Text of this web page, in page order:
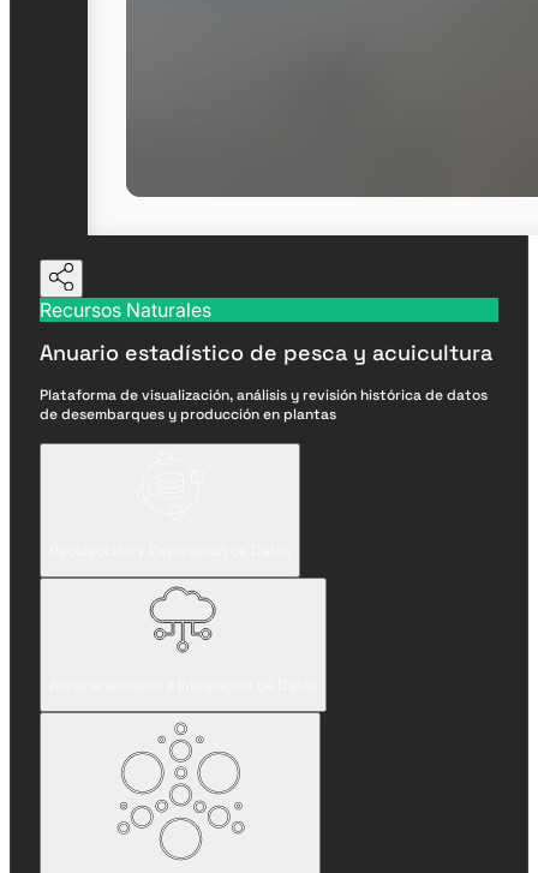
Recursos Naturales
Anuario estadístico de pesca y acuicultura
Plataforma de visualización, análisis y revisión histórica de datos
de desembarques y producción en plantas